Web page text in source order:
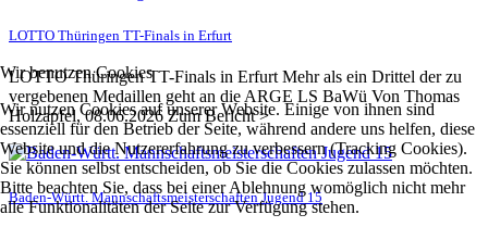
LOTTO Thüringen TT-Finals in Erfurt
LOTTO Thüringen TT-Finals in Erfurt Mehr als ein Drittel der zu
vergebenen Medaillen geht an die ARGE LS BaWü Von Thomas
Holzapfel, 08.06.2026 Zum Bericht >
Baden-Württ. Mannschaftsmeisterschaften Jugend 15
Wir benutzen Cookies
Wir nutzen Cookies auf unserer Website. Einige von ihnen sind
essenziell für den Betrieb der Seite, während andere uns helfen, diese
Website und die Nutzererfahrung zu verbessern (Tracking Cookies).
Sie können selbst entscheiden, ob Sie die Cookies zulassen möchten.
Bitte beachten Sie, dass bei einer Ablehnung womöglich nicht mehr
alle Funktionalitäten der Seite zur Verfügung stehen.